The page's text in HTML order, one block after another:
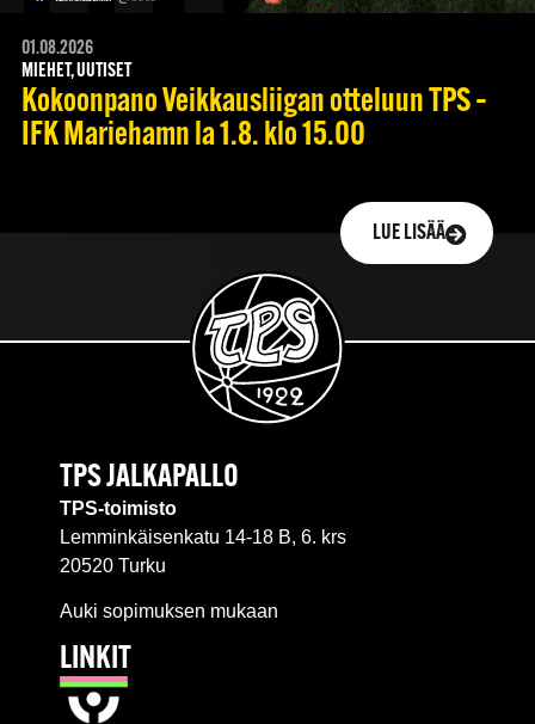
01.08.2026
MIEHET, UUTISET
Kokoonpano Veikkausliigan otteluun TPS –
IFK Mariehamn la 1.8. klo 15.00
LUE LISÄÄ
TPS JALKAPALLO
TPS-toimisto
Lemminkäisenkatu 14-18 B, 6. krs
20520 Turku
Auki sopimuksen mukaan
LINKIT